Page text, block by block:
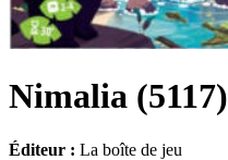
Nimalia (5117)
Éditeur : La boîte de jeu